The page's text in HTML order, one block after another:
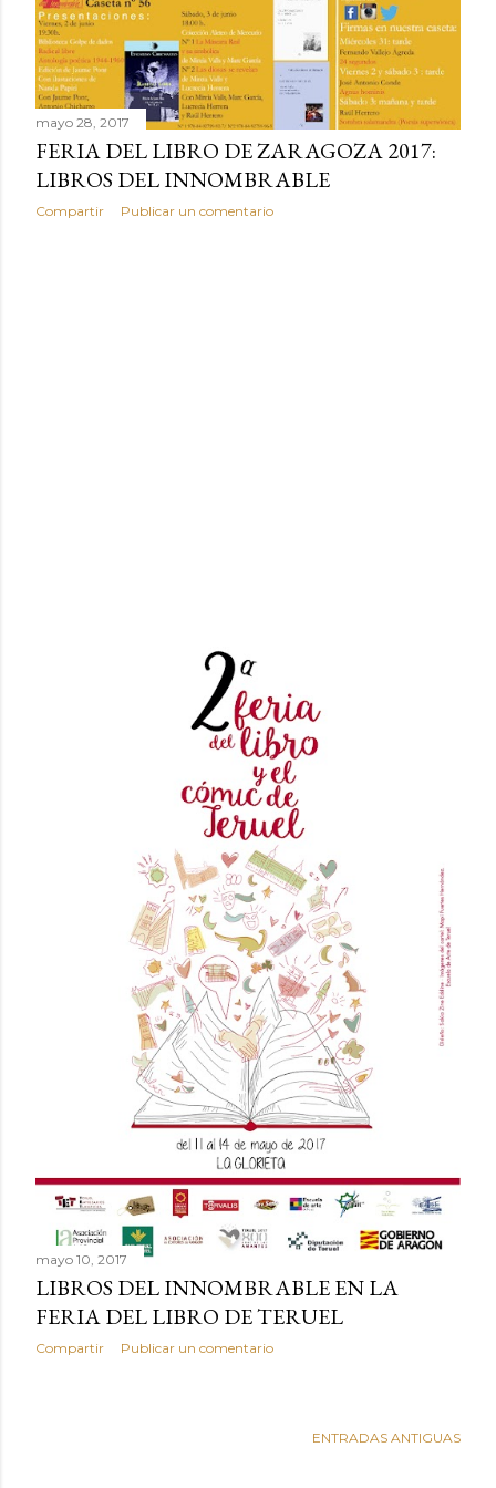
r
a
d
a
s
mayo 28, 2017
FERIA DEL LIBRO DE ZARAGOZA 2017:
LIBROS DEL INNOMBRABLE
Compartir Publicar un comentario
mayo 10, 2017
LIBROS DEL INNOMBRABLE EN LA
FERIA DEL LIBRO DE TERUEL
Compartir Publicar un comentario
ENTRADAS ANTIGUAS